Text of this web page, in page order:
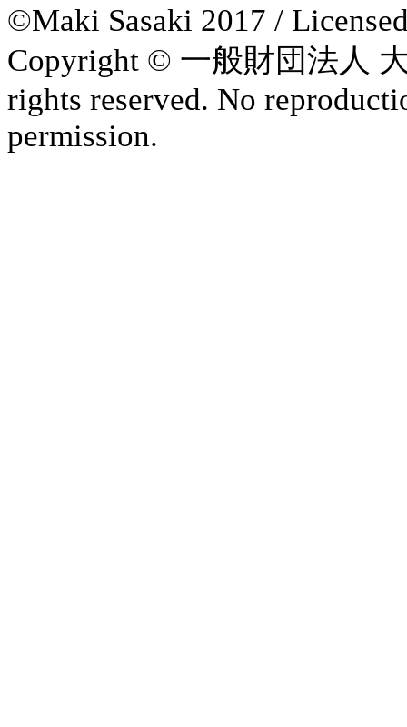
©Maki Sasaki 2017 /
Copyright © 一般財団法人
rights reserved. No
permission.